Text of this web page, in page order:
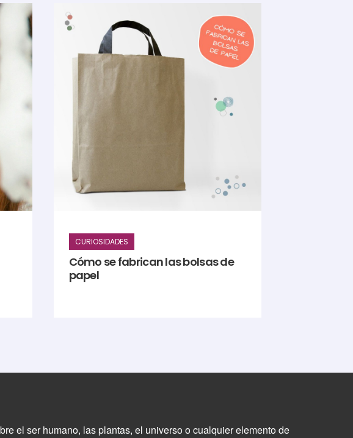
CURIOSIDADES
Cómo se fabrican las bolsas de
papel
el ser humano, las plantas, el universo o cualquier elemento de